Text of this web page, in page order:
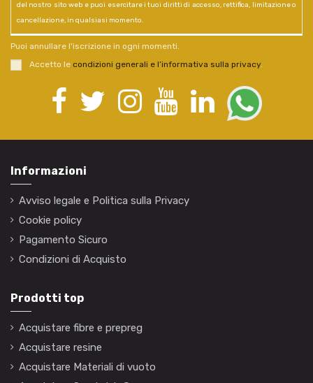
del nostro sito web e puoi esercitare i tuoi diritti di accesso, rettifica, limitazione o
cancellazione, in qualsiasi momento.
Puoi annullare l'iscrizione in ogni momenti.
Accetto le condizioni generali e l’informativa sulla privacy.
Informazioni
Avviso legale e Politica sulla Privacy
Cookie policy
Pagamento Sicuro
Condizioni di Acquisto
Prodotti top
Acquistare fibre e prepreg
Acquistare resine
Acquistare Materiali di vuoto